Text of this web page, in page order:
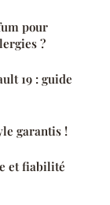
pour
?
19 : guide
garantis !
et fiabilité